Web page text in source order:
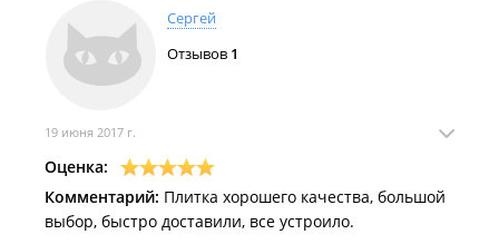
вывоза купленных у них блоков по 200 р. Якобы
потому, что вернуть поддоны по 200р. можно было
только то ли в течении 1, то ли 2 месяцев, разные
сотрудники называют разные сроки. На вопрос где
об этом, некий Евгений Николаевич ( их
генеральный) сказал, что мне все говорили, это я
забыл, и вообще я могу обратиться в суд. Понимает
прекрасно, что клиент из-за 2200 р . в суд не
пойдет. В общем не рекомендую данную компанию,
Сергей
Отзывов 1
19 июня 2017 г.
Оценка:
Комментарий: Плитка хорошего качества, большой
выбор, быстро доставили, все устроило.